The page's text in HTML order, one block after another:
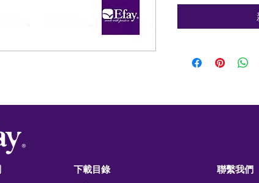
下載目錄 聯繫我們